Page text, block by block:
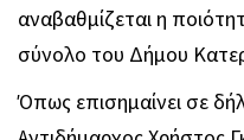
αναβαθμίζεται η
σύνολο του Δήμου
Όπως επισημαίνει σε